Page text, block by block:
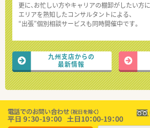
更に、お忙しい方やキャリアの棚卸がしたい方
エリアを熟知したコンサルタントによる、
“出張”個別相談サービスも同時開催中です。
九州支店からの
最新情報